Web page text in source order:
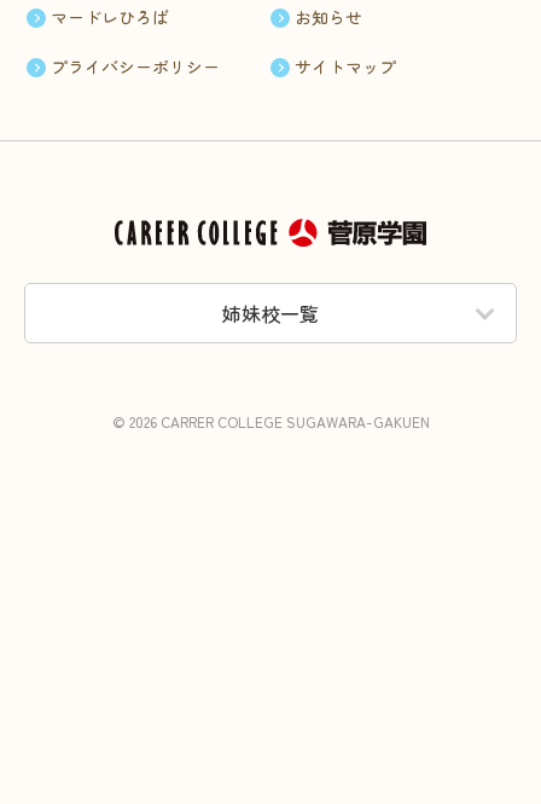
マードレひろば お知らせ
プライバシーポリシー サイトマップ
姉妹校一覧
© 2026 CARRER COLLEGE SUGAWARA-GAKUEN